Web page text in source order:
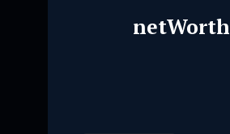
netWorth